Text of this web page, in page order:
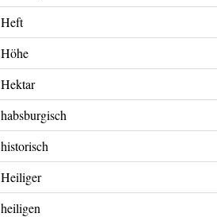
Heft
Höhe
Hektar
habsburgisch
historisch
Heiliger
heiligen